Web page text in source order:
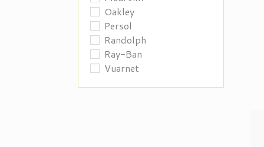
Oakley
Persol
Randolph
Ray-Ban
Vuarnet